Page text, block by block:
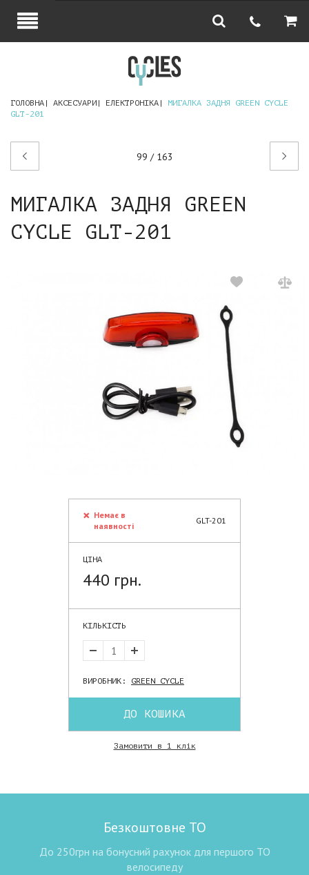
ГОЛОВНА АКСЕСУАРИ ЕЛЕКТРОНІКА
МИГАЛКА ЗАДНЯ GREEN CYCLE
GLT-201
99 / 163
Наступний
МИГАЛКА ЗАДНЯ GREEN
CYCLE GLT-201
Немає в
наявності
GLT-201
ЦІНА
440 грн.
КІЛЬКІСТЬ
ВИРОБНИК: GREEN CYCLE
ДО КОШИКА
Замовити в 1 клік
Безкоштовне ТО
До 250грн на бонусний рахунок для першого ТО
велосипеду